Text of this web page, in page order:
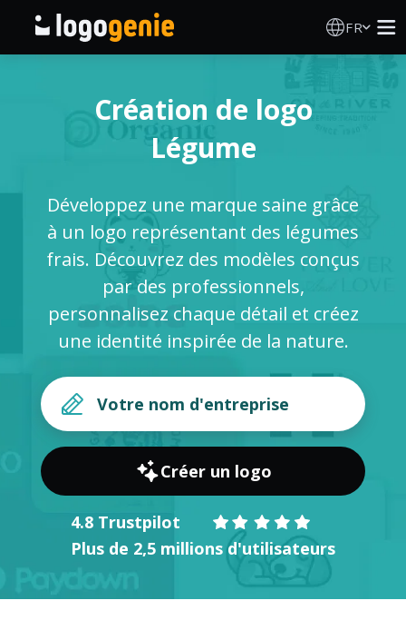
FR
Générateur de logo IA
Produits imprimés
Blog
SE CONNECTER
Création de logo
Légume
Développez une marque saine grâce
à un logo représentant des légumes
frais. Découvrez des modèles conçus
par des professionnels,
personnalisez chaque détail et créez
une identité inspirée de la nature.
Créer un logo
4.8 Trustpilot
Plus de 2,5 millions d'utilisateurs